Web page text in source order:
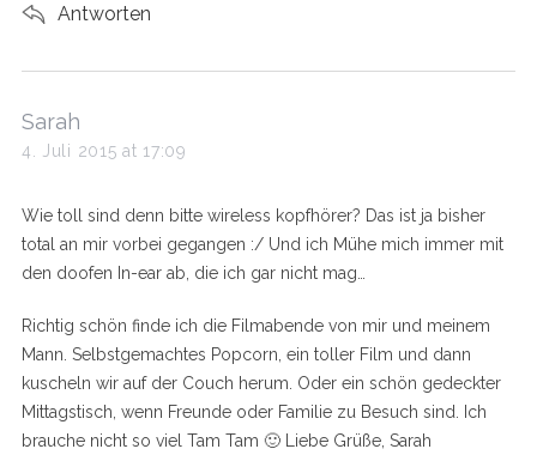
Antworten
s
a
s
:
Sarah
4. Juli 2015 at 17:09
Wie toll sind denn bitte wireless kopfhörer? Das ist ja bisher
total an mir vorbei gegangen :/ Und ich Mühe mich immer mit
den doofen In-ear ab, die ich gar nicht mag…
Richtig schön finde ich die Filmabende von mir und meinem
Mann. Selbstgemachtes Popcorn, ein toller Film und dann
kuscheln wir auf der Couch herum. Oder ein schön gedeckter
Mittagstisch, wenn Freunde oder Familie zu Besuch sind. Ich
brauche nicht so viel Tam Tam 🙂 Liebe Grüße, Sarah